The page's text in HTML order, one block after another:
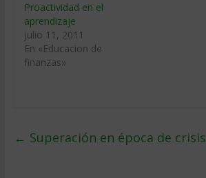
Proactividad en el
aprendizaje
julio 11, 2011
En «Educacion de
finanzas»
← Superación en época de crisis